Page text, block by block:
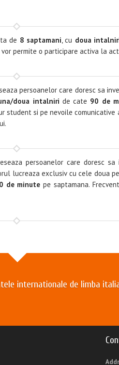
de 8 saptamani, cu doua
vor permite o participare activa la
persoanelor care doresc sa
doua intalniri de cate 90 de
student si pe nevoile
persoanelor care doresc
lucreaza exclusiv cu cele doua
de minute pe saptamana.
internationale de limba